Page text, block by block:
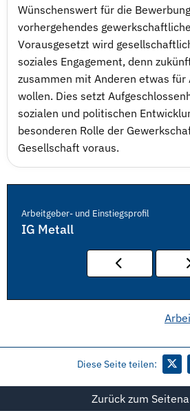
Wünschenswert für die
vorhergehendes
Vorausgesetzt wird
soziales Engagement, denn
zusammen mit Anderen etwas für
wollen. Dies setzt
sozialen und politischen
besonderen Rolle der
Gesellschaft voraus.
Arbeitgeber- und Einstiegsprofil
IG Metall
Diese Seite teilen:
Zurück zum